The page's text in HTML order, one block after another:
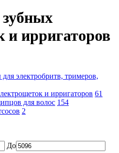
и ирригаторов
электробритв, тримеров,
и ирригаторов 61
для волос 154
2
До